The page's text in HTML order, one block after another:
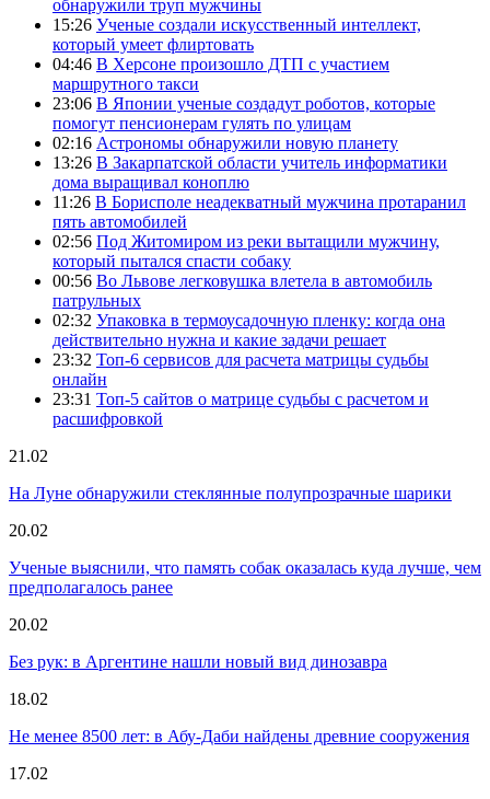
обнаружили труп мужчины
15:26 Ученые создали искусственный интеллект,
который умеет флиртовать
04:46 В Херсоне произошло ДТП с участием
маршрутного такси
23:06 В Японии ученые создадут роботов, которые
помогут пенсионерам гулять по улицам
02:16 Астрономы обнаружили новую планету
13:26 В Закарпатской области учитель информатики
дома выращивал коноплю
11:26 В Борисполе неадекватный мужчина протаранил
пять автомобилей
02:56 Под Житомиром из реки вытащили мужчину,
который пытался спасти собаку
00:56 Во Львове легковушка влетела в автомобиль
патрульных
02:32 Упаковка в термоусадочную пленку: когда она
действительно нужна и какие задачи решает
23:32 Топ-6 сервисов для расчета матрицы судьбы
онлайн
23:31 Топ-5 сайтов о матрице судьбы с расчетом и
расшифровкой
21.02
На Луне обнаружили стеклянные полупрозрачные шарики
20.02
Ученые выяснили, что память собак оказалась куда лучше, чем
предполагалось ранее
20.02
Без рук: в Аргентине нашли новый вид динозавра
18.02
Не менее 8500 лет: в Абу-Даби найдены древние сооружения
17.02